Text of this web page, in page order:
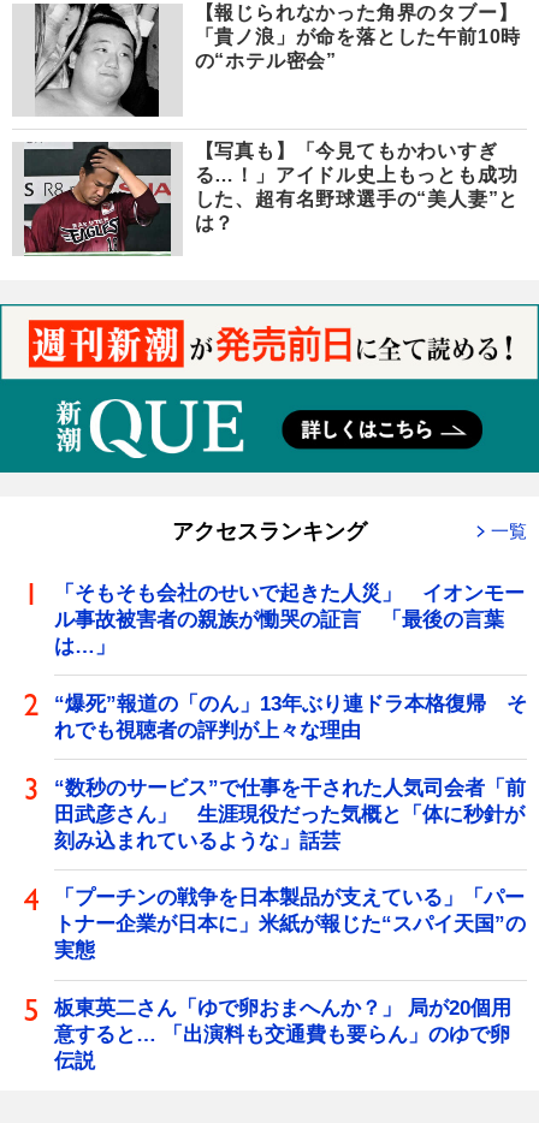
【報じられなかった角界のタブー】
「貴ノ浪」が命を落とした午前10時
の“ホテル密会”
【写真も】「今見てもかわいすぎ
る…！」アイドル史上もっとも成功
した、超有名野球選手の“美人妻”と
は？
アクセスランキング 一覧
「そもそも会社のせいで起きた人災」 イオンモー
ル事故被害者の親族が慟哭の証言 「最後の言葉
は…」
“爆死”報道の「のん」13年ぶり連ドラ本格復帰 そ
れでも視聴者の評判が上々な理由
“数秒のサービス”で仕事を干された人気司会者「前
田武彦さん」 生涯現役だった気概と「体に秒針が
刻み込まれているような」話芸
「プーチンの戦争を日本製品が支えている」「パー
トナー企業が日本に」米紙が報じた“スパイ天国”の
実態
板東英二さん「ゆで卵おまへんか？」 局が20個用
意すると… 「出演料も交通費も要らん」のゆで卵
伝説